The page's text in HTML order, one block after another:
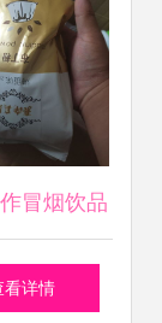
冒烟饮品
转让指南
看详情